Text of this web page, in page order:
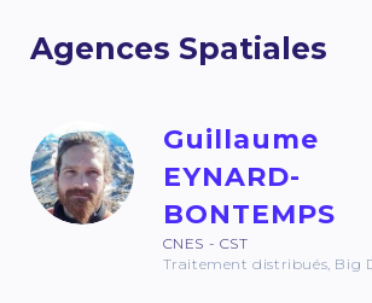
Agences Spatiales
Guillaume
EYNARD-
BONTEMPS
CNES - CST
Traitement distribués, Big